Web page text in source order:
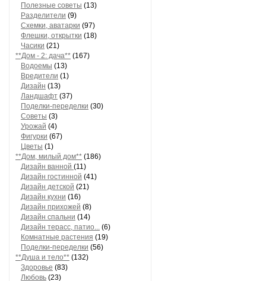
Полезные советы (13)
Разделители (9)
Схемки, аватарки (97)
Флешки, открытки (18)
Часики (21)
**Дом - 2: дача** (167)
Водоемы (13)
Вредители (1)
Дизайн (13)
Ландшафт (37)
Поделки-переделки (30)
Советы (3)
Урожай (4)
Фигурки (67)
Цветы (1)
**Дом, милый дом** (186)
Дизайн ванной (11)
Дизайн гостинной (41)
Дизайн детской (21)
Дизайн кухни (16)
Дизайн прихожей (8)
Дизайн спальни (14)
Дизайн терасс, патио... (6)
Комнатные растения (19)
Поделки-переделки (56)
**Душа и тело** (132)
Здоровье (83)
Любовь (23)